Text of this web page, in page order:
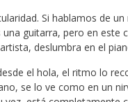
Si hablamos de
guitarra, pero en este
deslumbra en el
el hola, el ritmo lo
se lo ve como en un